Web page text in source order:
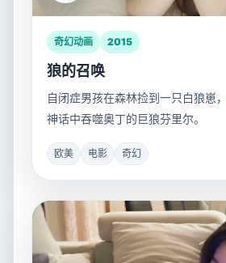
奇幻动画 2015
狼的召唤
自闭症男孩在森林捡到一只白狼崽
神话中吞噬奥丁的巨狼芬里尔。
欧美 电影 奇幻